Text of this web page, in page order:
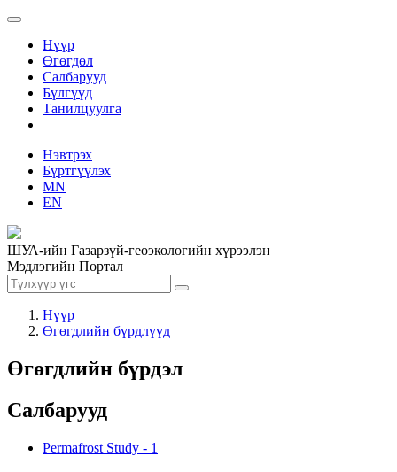
Нүүр
Өгөгдөл
Салбарууд
Бүлгүүд
Танилцуулга
Нэвтрэх
Бүртгүүлэх
MN
EN
ШУА-ийн Газарзүй-геоэкологийн хүрээлэн
Мэдлэгийн Портал
Нүүр
Өгөгдлийн бүрдлүүд
Өгөгдлийн бүрдэл
Салбарууд
Permafrost Study - 1